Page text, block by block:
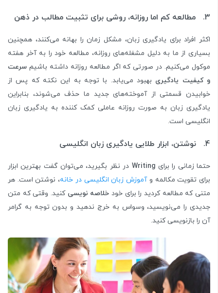
3. مطالعه کم اما روزانه، روشی برای تثبیت مطالب در ذهن
اکثر افراد برای یادگیری زبان، مشکل زمان را بهانه می‌کنند، همچنین
بسیاری از ما به دلیل مشغله‌های روزانه، مطالعه خود را به آخر هفته
موکول می‌کنیم. در صورتی که اگر مطالعه روزانه داشته باشیم سرعت
و کیفیت یادگیری بهبود می‌یابد. با توجه به این نکته که پس از
خوابیدن قسمتی از آموخته‌های جدید ما حذف می‌شوند، بنابراین
یادگیری زبان به صورت روزانه عاملی کمک کننده به یادگیری زبان
انگلیسی است.
4. نوشتن، ابزار طلایی یادگیری زبان انگلیسی
حتما زمانی را برای Writing در نظر بگیرید، می‌توان گفت بهترین ابزار
برای تقویت مکالمه وآموزش زبان انگلیسی در خانه، نوشتن است. هر
متنی که مطالعه کردید را برای خود خلاصه نویسی کنید. وقتی که متن
جدیدی را می‌نویسید، وسواس به خرج ندهید و بدون توجه به گرامر
آن را بازنویسی کنید.